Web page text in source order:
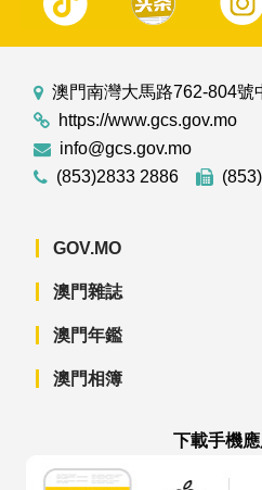
澳門南灣大馬路762-804號
https://www.gcs.gov.mo
info@gcs.gov.mo
(853)2833 2886
GOV.MO
澳門雜誌
澳門年鑑
澳門相簿
下載手機